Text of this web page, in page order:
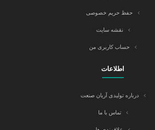
حفظ حریم خصوصی
نقشه سایت
حساب کاربری من
اطلاعات
درباره تولیدی آریان صنعت
تماس با ما